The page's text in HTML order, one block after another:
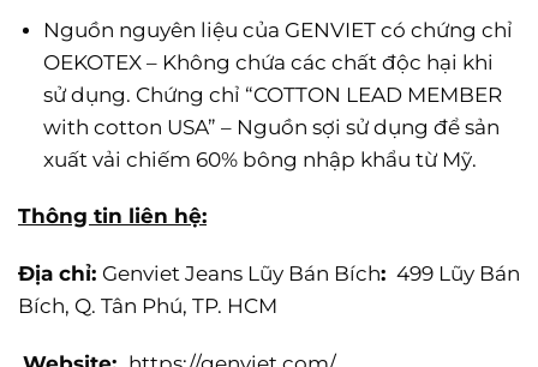
Nguồn nguyên liệu của GENVIET có chứng chỉ
OEKOTEX – Không chứa các chất độc hại khi
sử dụng. Chứng chỉ “COTTON LEAD MEMBER
with cotton USA” – Nguồn sợi sử dụng để sản
xuất vải chiếm 60% bông nhập khẩu từ Mỹ.
Thông tin liên hệ:
Địa chỉ: Genviet Jeans Lũy Bán Bích: 499 Lũy Bán
Bích, Q. Tân Phú, TP. HCM